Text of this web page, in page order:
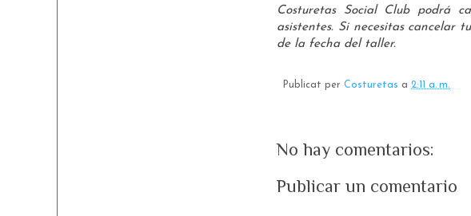
Costuretas Social Club podrá
asistentes. Si necesitas cancelar
de la fecha del taller.
Publicat per Costuretas a 2:11 a. m.
No hay comentarios:
Publicar un comentario